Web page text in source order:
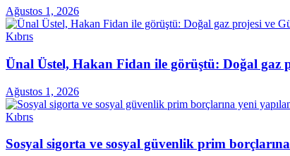
Ağustos 1, 2026
Kıbrıs
Ünal Üstel, Hakan Fidan ile görüştü: Doğal gaz
Ağustos 1, 2026
Kıbrıs
Sosyal sigorta ve sosyal güvenlik prim